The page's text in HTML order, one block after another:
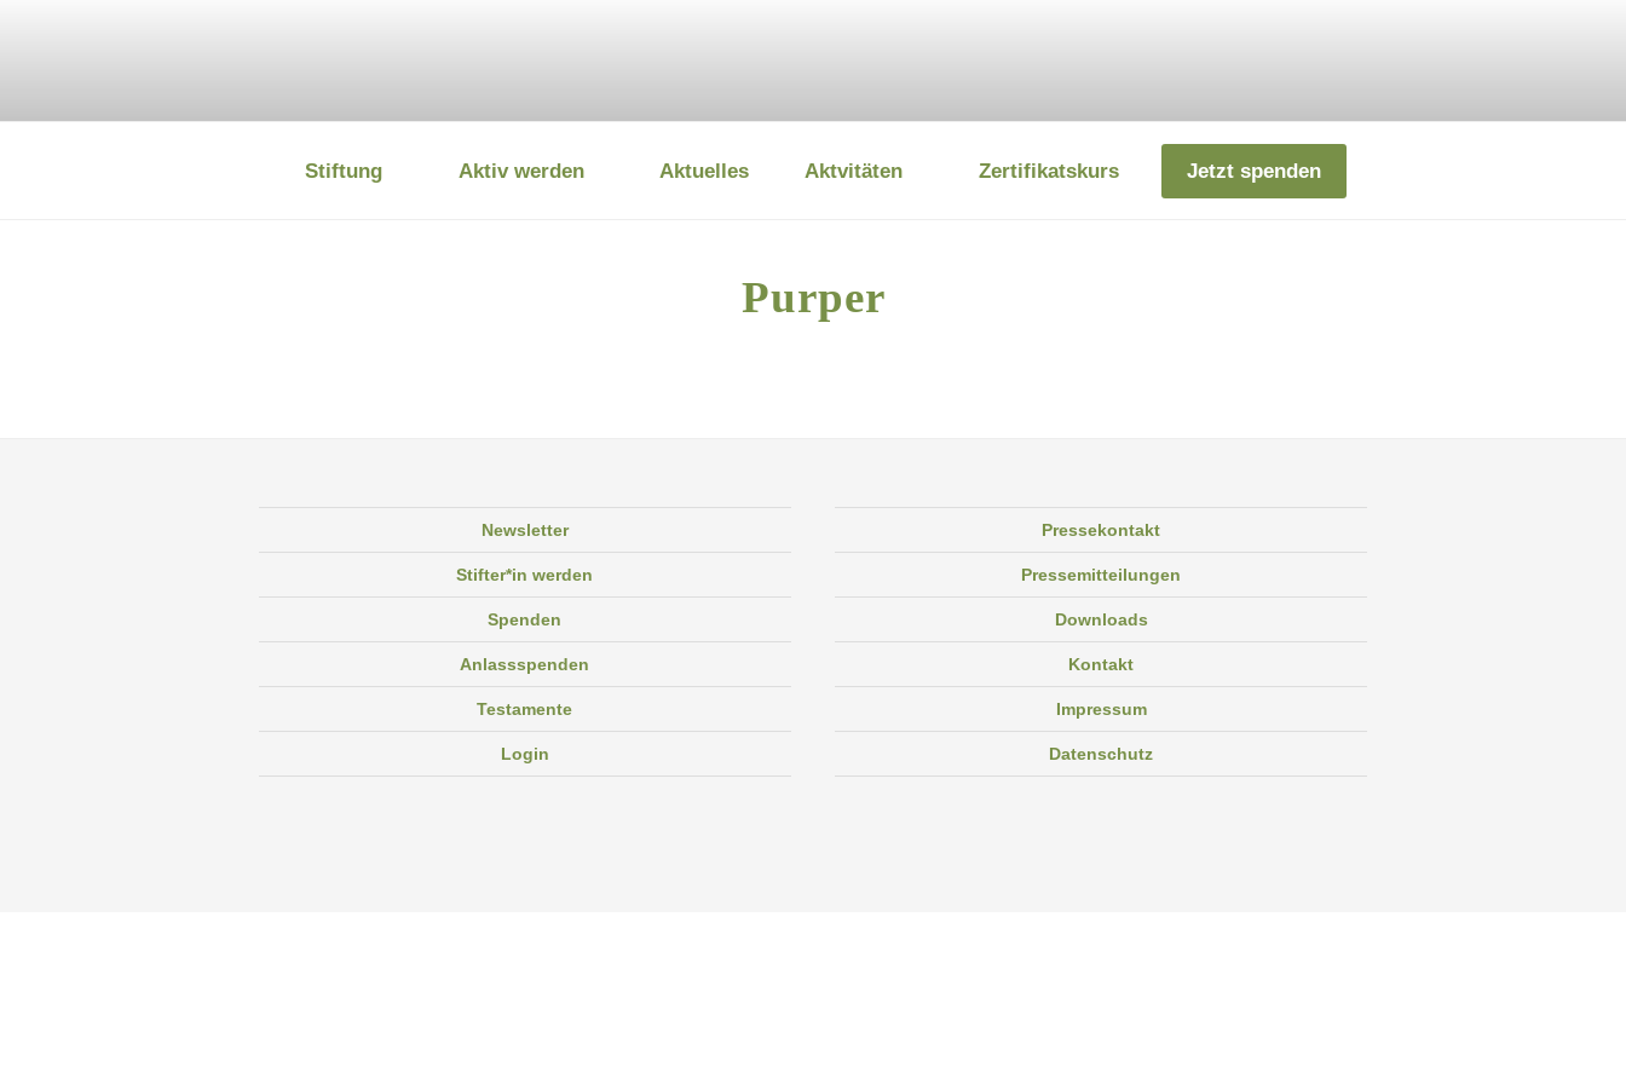
DEUTSCHE UMWELTSTIFTUNG
Stiftung Aktiv werden Aktuelles Aktvitäten Zertifikatskurs Jetzt spenden
Purper
Newsletter
Stifter*in werden
Spenden
Anlassspenden
Testamente
Login
Pressekontakt
Pressemitteilungen
Downloads
Kontakt
Impressum
Datenschutz